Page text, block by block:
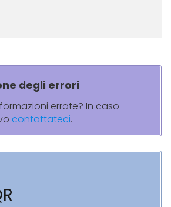
degli errori
errate? In caso
contattateci.